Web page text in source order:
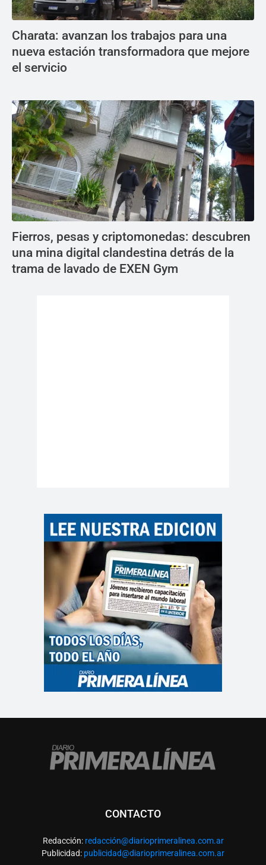
Charata: avanzan los trabajos para una
nueva estación transformadora que mejore
el servicio
Fierros, pesas y criptomonedas: descubren
una mina digital clandestina detrás de la
trama de lavado de EXEN Gym
CONTACTO
Redacción: redacción@diarioprimeralinea.com.ar
Publicidad: publicidad@diarioprimeralinea.com.ar